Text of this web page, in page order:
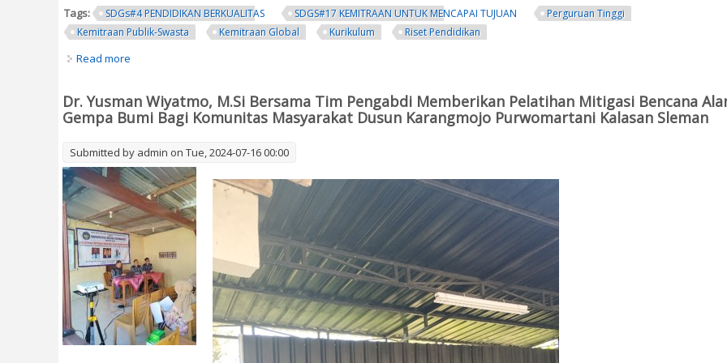
Tags: SDGs#4 PENDIDIKAN BERKUALITAS SDGS#17 KEMITRAAN UNTUK MENCAPAI TUJUAN
Perguruan Tinggi
Kemitraan Publik-Swasta
Kemitraan Global Kurikulum Riset Pendidikan
Read more
Dr. Yusman Wiyatmo, M.Si Bersama Tim Pengabdi Memberikan Pelatihan Mitigasi Bencana
Gempa Bumi Bagi Komunitas Masyarakat Dusun Karangmojo Purwomartani Kalasan Sleman
Submitted by admin on Tue, 2024-07-16 00:00